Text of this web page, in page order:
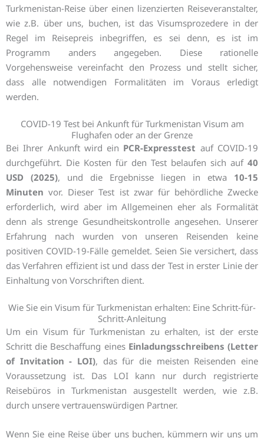
Turkmenistan-Reise über einen lizenzierten Reiseveranstalter,
wie z.B. über uns, buchen, ist das Visumsprozedere in der
Regel im Reisepreis inbegriffen, es sei denn, es ist im
Programm anders angegeben. Diese rationelle
Vorgehensweise vereinfacht den Prozess und stellt sicher,
dass alle notwendigen Formalitäten im Voraus erledigt
werden.
COVID-19 Test bei Ankunft für Turkmenistan Visum am
Flughafen oder an der Grenze
Bei Ihrer Ankunft wird ein PCR-Expresstest auf COVID-19
durchgeführt. Die Kosten für den Test belaufen sich auf 40
USD (2025), und die Ergebnisse liegen in etwa 10-15
Minuten vor. Dieser Test ist zwar für behördliche Zwecke
erforderlich, wird aber im Allgemeinen eher als Formalität
denn als strenge Gesundheitskontrolle angesehen. Unserer
Erfahrung nach wurden von unseren Reisenden keine
positiven COVID-19-Fälle gemeldet. Seien Sie versichert, dass
das Verfahren effizient ist und dass der Test in erster Linie der
Einhaltung von Vorschriften dient.
Wie Sie ein Visum für Turkmenistan erhalten: Eine Schritt-für-
Schritt-Anleitung
Um ein Visum für Turkmenistan zu erhalten, ist der erste
Schritt die Beschaffung eines Einladungsschreibens (Letter
of Invitation - LOI), das für die meisten Reisenden eine
Voraussetzung ist. Das LOI kann nur durch registrierte
Reisebüros in Turkmenistan ausgestellt werden, wie z.B.
durch unsere vertrauenswürdigen Partner.
Wenn Sie eine Reise über uns buchen, kümmern wir uns um